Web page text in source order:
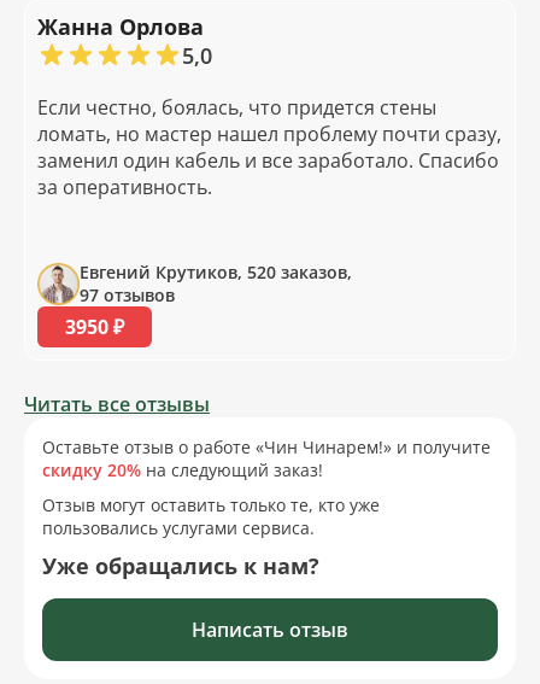
Жанна Орлова
5,0
Если честно, боялась, что придется стены
ломать, но мастер нашел проблему почти сразу,
заменил один кабель и все заработало. Спасибо
за оперативность.
Евгений Крутиков, 520 заказов,
97 отзывов
3950 ₽
Читать все отзывы
Оставьте отзыв о работе «Чин Чинарем!» и получите
скидку 20% на следующий заказ!
Отзыв могут оставить только те, кто уже
пользовались услугами сервиса.
Уже обращались к нам?
Написать отзыв